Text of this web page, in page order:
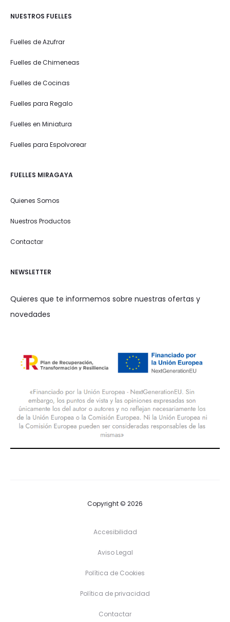
NUESTROS FUELLES
Fuelles de Azufrar
Fuelles de Chimeneas
Fuelles de Cocinas
Fuelles para Regalo
Fuelles en Miniatura
Fuelles para Espolvorear
FUELLES MIRAGAYA
Quienes Somos
Nuestros Productos
Contactar
NEWSLETTER
Quieres que te informemos sobre nuestras ofertas y
novedades
Copyright © 2026
Accesibilidad
Aviso Legal
Política de Cookies
Política de privacidad
Contactar